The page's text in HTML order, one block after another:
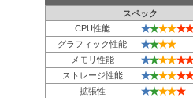
スペック
CPU性能
★★★★★★
グラフィック性能 ★★★★
メモリ性能 ★★★★★★
ストレージ性能 ★★★★★★
拡張性 ★★★★★